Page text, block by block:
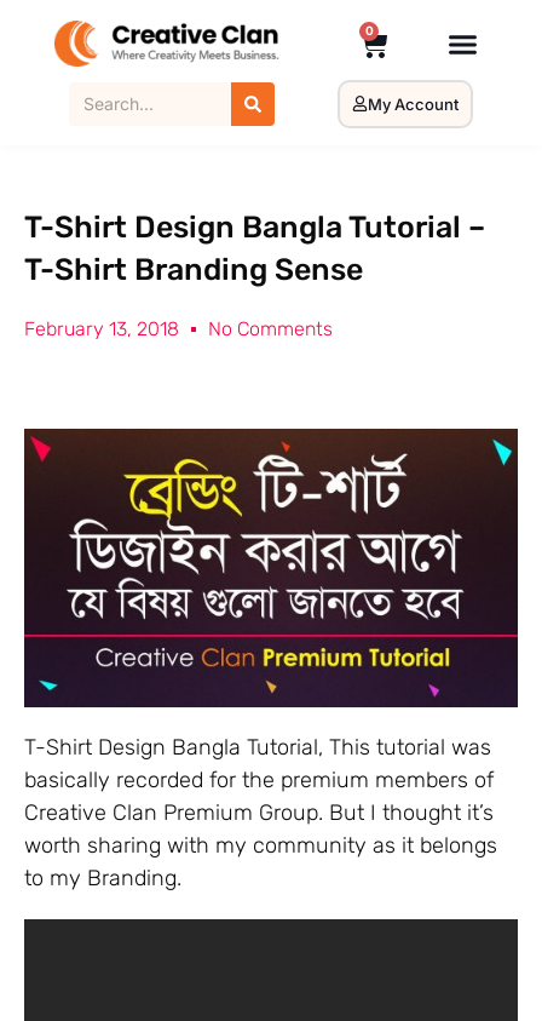
0
My Account
T-Shirt Design Bangla Tutorial –
T-Shirt Branding Sense
February 13, 2018 No Comments
T-Shirt Design Bangla Tutorial, This tutorial was
basically recorded for the premium members of
Creative Clan Premium Group. But I thought it’s
worth sharing with my community as it belongs
to my Branding.